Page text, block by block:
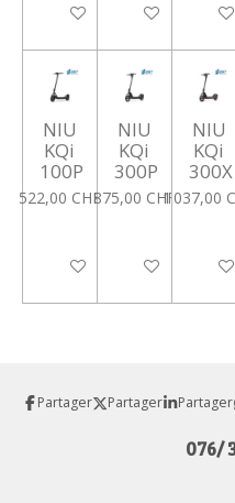
Ajouter au panierAjouter au panier
NIU
KQi
100P
522,00 CHF
Ajouter au panier
NIU
KQi
300P
875,00 CHF
Ajouter au panier
NIU
KQi
300X
1 037,00
Partager Partager Partager
076/